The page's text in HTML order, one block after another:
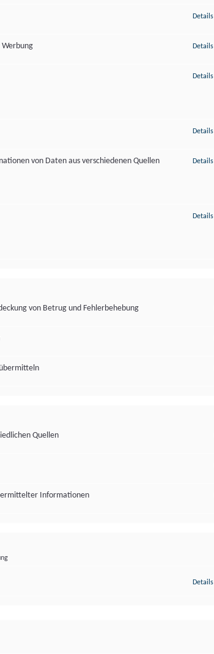
Details
Details
Details
Details
von Daten aus verschiedenen Quellen
Details
Details
von Betrug und Fehlerbehebung
Quellen
Informationen
Details